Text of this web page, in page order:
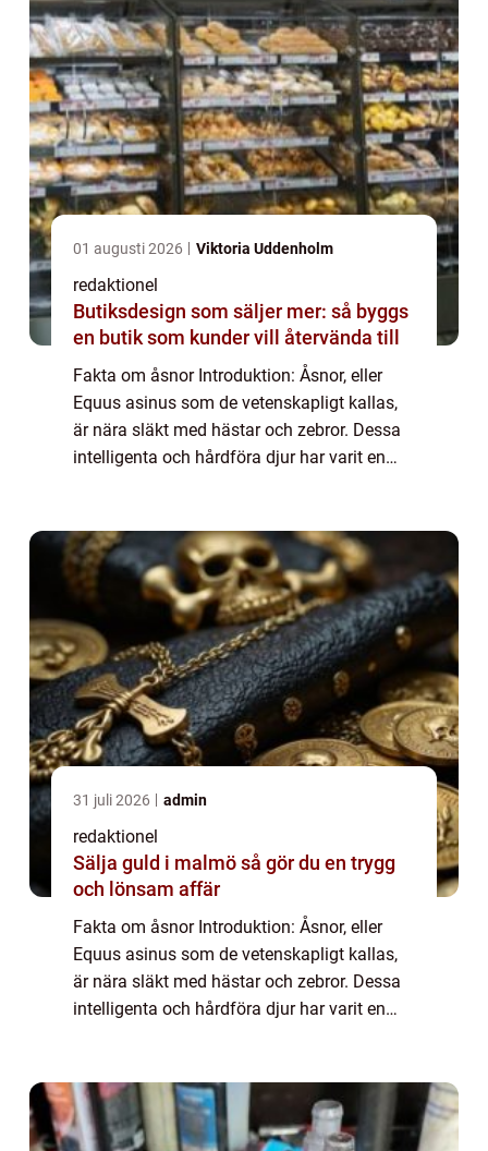
01 augusti 2026 Viktoria Uddenholm
redaktionel
Butiksdesign som säljer mer: så byggs
en butik som kunder vill återvända till
Fakta om åsnor Introduktion: Åsnor, eller
Equus asinus som de vetenskapligt kallas,
är nära släkt med hästar och zebror. Dessa
intelligenta och hårdföra djur har varit en
31 juli 2026 admin
redaktionel
Sälja guld i malmö så gör du en trygg
och lönsam affär
Fakta om åsnor Introduktion: Åsnor, eller
Equus asinus som de vetenskapligt kallas,
är nära släkt med hästar och zebror. Dessa
intelligenta och hårdföra djur har varit en